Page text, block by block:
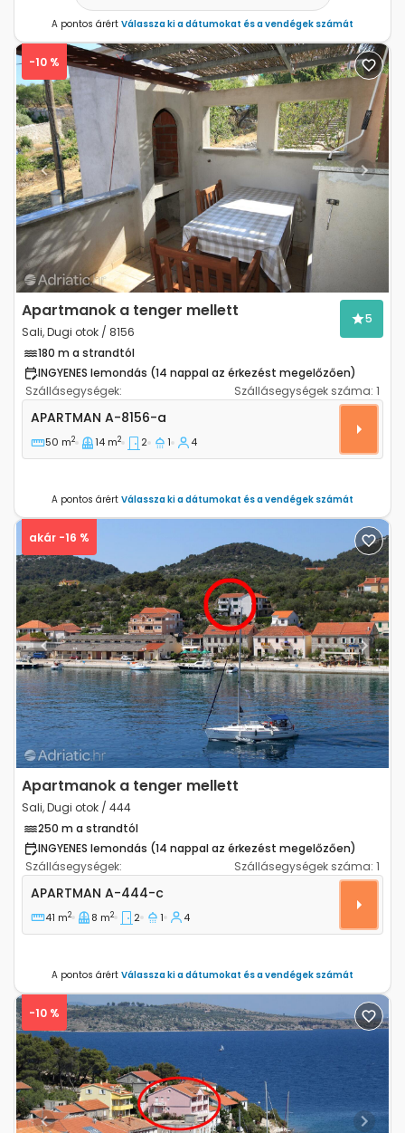
A pontos árért Válassza ki a dátumokat és a vendégek számát
Previous Next
-10 %
Apartmanok a tenger mellett
Sali, Dugi otok / 8156
5
180 m a strandtól
INGYENES lemondás (14 nappal az érkezést megelőzően)
Szállásegységek:
Szállásegységek száma: 1
Kétszobás apartman Sali, Dugi otok A-8156-a
APARTMAN A-8156-a
50 m2 14 m2 2 1 4
A pontos árért Válassza ki a dátumokat és a vendégek számát
Previous Next
akár -16 %
Apartmanok a tenger mellett
Sali, Dugi otok / 444
250 m a strandtól
INGYENES lemondás (14 nappal az érkezést megelőzően)
Szállásegységek:
Szállásegységek száma: 1
Kétszobás apartman Sali, Dugi otok A-444-c
APARTMAN A-444-c
41 m2 8 m2 2 1 4
A pontos árért Válassza ki a dátumokat és a vendégek számát
Previous Next
-10 %